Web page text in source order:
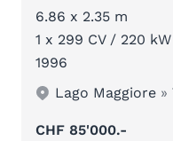
6.86 x 2.35 m
1 x 299 CV / 220 kW
1996
Lago Maggiore »
CHF 85'000.-